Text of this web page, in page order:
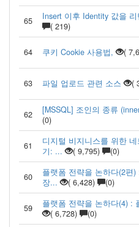
65 Insert 이후 Identity 값을
( 219)
64 쿠키 Cookie 사용법, (
63 파일 업로드 관련 소스 (
62 [MSSQL] 조인의 종류
(0)
61
디지털 비지니스를 위한
기: ...
( 9,795) (0)
60
플랫폼 전략을 논하다(2편
장...
( 6,428) (0)
59
플랫폼 전략을 논하다(4) :
( 6,728)
(0)